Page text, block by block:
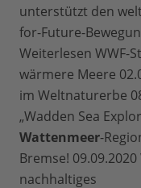
unterstützt den
for-Future-
Weiterlesen WWF-
wärmere Meere
im Weltnaturerbe
„Wadden Sea
Wattenmeer-
Bremse!
nachhaltiges